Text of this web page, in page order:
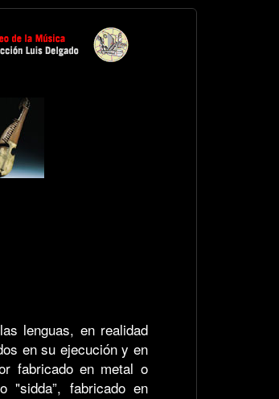
lenguas, en realidad
en su ejecución y en
fabricado en metal o
"sidda”, fabricado en